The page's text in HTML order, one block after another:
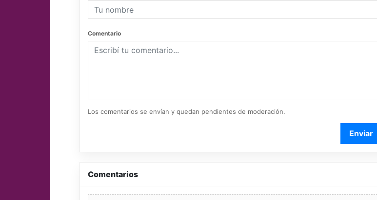
Comentario
Los comentarios se envían y quedan pendientes de moderación.
Enviar
Comentarios